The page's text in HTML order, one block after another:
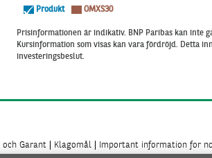
Produkt OMXS30
Prisinformationen är indikativ. BNP Paribas kan inte
Kursinformation som visas kan vara fördröjd. Detta
investeringsbeslut.
Garant Klagomål Important information for